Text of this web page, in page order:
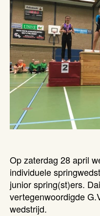
Op zaterdag 28 april
individuele
junior spring(st)ers.
vertegenwoordigde
wedstrijd.